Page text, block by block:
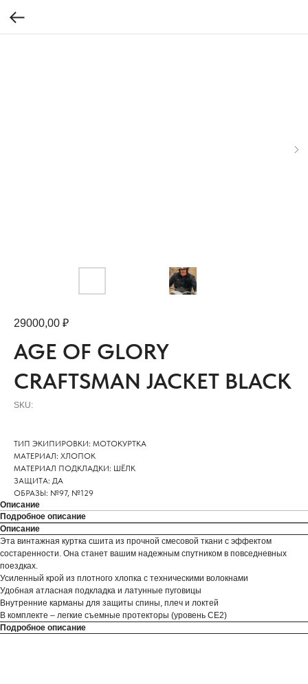
AGE OF GLORY
CRAFTSMAN JACKET BLACK
SKU:
29000,00 ₽
ТИП ЭКИПИРОВКИ: МОТОКУРТКА
МАТЕРИАЛ: ХЛОПОК
МАТЕРИАЛ ПОДКЛАДКИ: ШЁЛК
ЗАЩИТА: ДА
ОБРАЗЫ: №97, №129
Описание
Подробное описание
Описание
Эта винтажная куртка cшита из прочной смесовой ткани с эффектом
состаренности. Она станет вашим надежным спутником в повседневных
поездках.
Усиленный крой из плотного хлопка с техническими волокнами
Удобная атласная подкладка и латунные пуговицы
Внутренние карманы для защиты спины, плеч и локтей
В комплекте – легкие съемные протекторы (уровень CE2)
Подробное описание